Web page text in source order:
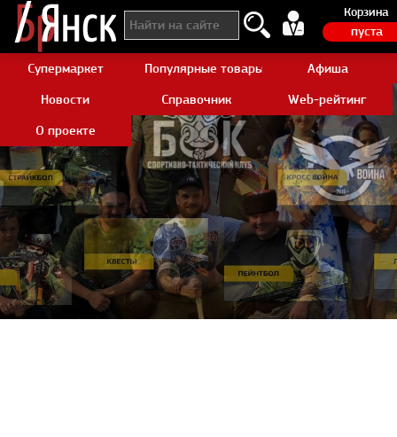
Корзина
пуста
Супермаркет Популярные товары AliexpressАфиша
Новости
Справочник
Web-рейтинг
О проекте